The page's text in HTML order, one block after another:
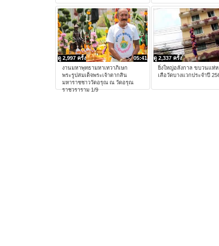
05:41
ดู 2,997 ครั้ง
งานมหาพุทธามหาเทวาภิเษก
พระรูปสมเด็จพระเจ้าตากสิน
มหาราชชาววัดอรุณ ณ วัดอรุณ
ราชวราราม 1/9
ดู 2,337 ครั้ง
ยิ่งใหญ่อลังกาล ขบวนแห่
เสือวัดบางแวกประจำปี